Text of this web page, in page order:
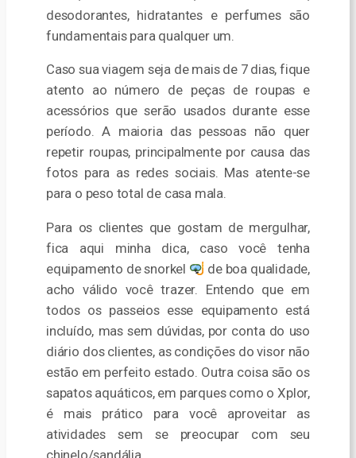
desodorantes, hidratantes e perfumes são
fundamentais para qualquer um.
Caso sua viagem seja de mais de 7 dias, fique
atento ao número de peças de roupas e
acessórios que serão usados durante esse
período. A maioria das pessoas não quer
repetir roupas, principalmente por causa das
fotos para as redes sociais. Mas atente-se
para o peso total de casa mala.
Para os clientes que gostam de mergulhar,
fica aqui minha dica, caso você tenha
equipamento de snorkel
de boa qualidade,
acho válido você trazer. Entendo que em
todos os passeios esse equipamento está
incluído, mas sem dúvidas, por conta do uso
diário dos clientes, as condições do visor não
estão em perfeito estado. Outra coisa são os
sapatos aquáticos, em parques como o Xplor,
é mais prático para você aproveitar as
atividades sem se preocupar com seu